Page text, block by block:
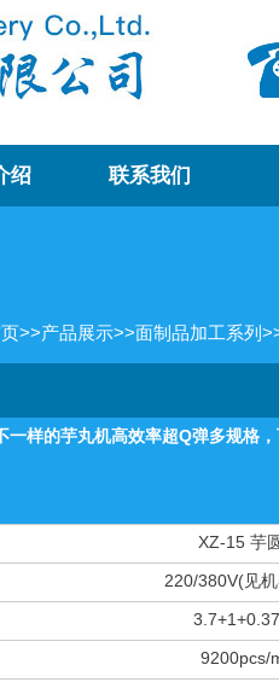
绍 联系我们
>>产品展示>>面制品加工系列
样的芋丸机高效率超Q弹多规格，
XZ-15 芋
220/380V(见
9200pcs/